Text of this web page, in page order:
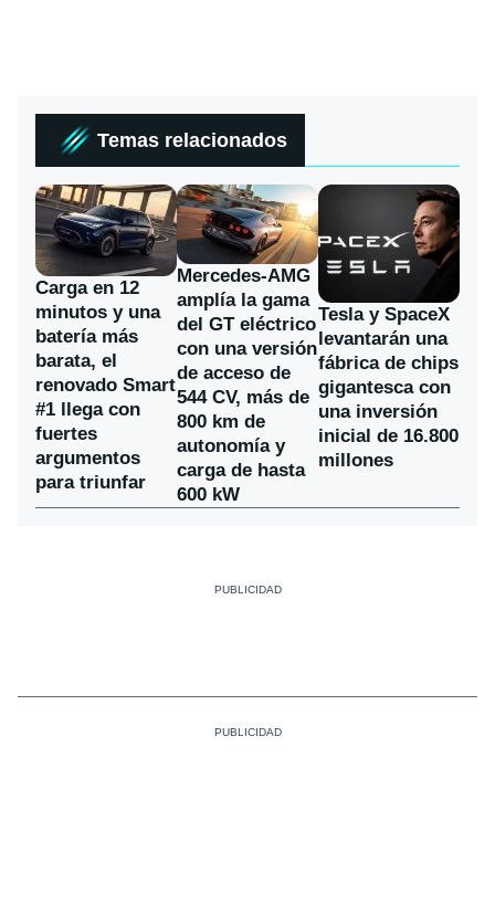
Temas relacionados
Carga en 12
minutos y una
batería más
barata, el
renovado Smart
#1 llega con
fuertes
argumentos
para triunfar
Mercedes-AMG
amplía la gama
del GT eléctrico
con una versión
de acceso de
544 CV, más de
800 km de
autonomía y
carga de hasta
600 kW
Tesla y SpaceX
levantarán una
fábrica de chips
gigantesca con
una inversión
inicial de 16.800
millones